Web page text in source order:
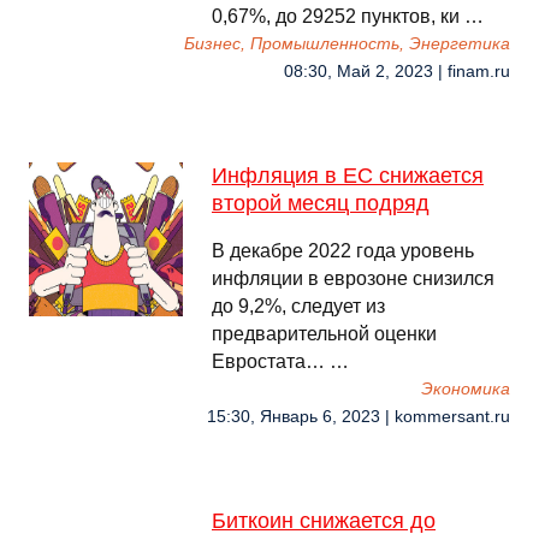
0,67%, до 29252 пунктов, ки …
Бизнес, Промышленность, Энергетика
08:30, Май 2, 2023 | finam.ru
Инфляция в ЕС снижается
второй месяц подряд
В декабре 2022 года уровень
инфляции в еврозоне снизился
до 9,2%, следует из
предварительной оценки
Евростата… …
Экономика
15:30, Январь 6, 2023 | kommersant.ru
Биткоин снижается до